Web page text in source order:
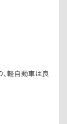
、軽自動車は良